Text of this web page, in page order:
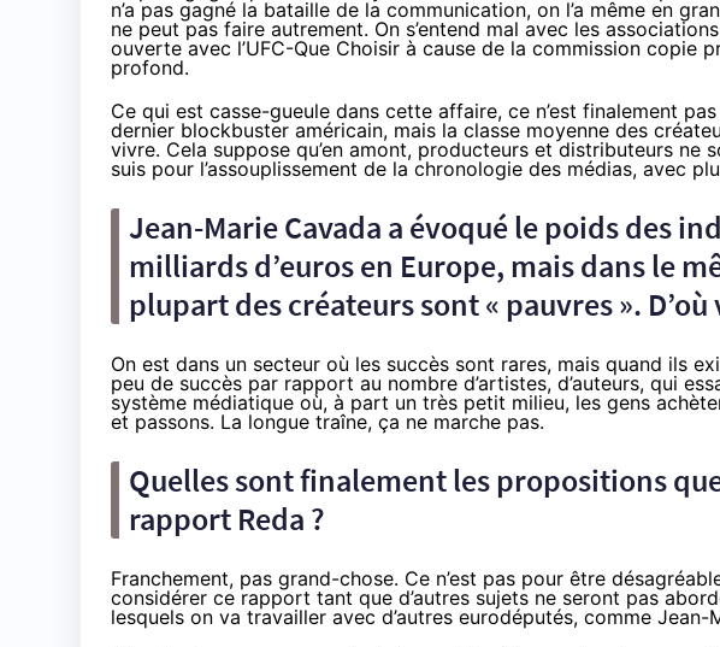
n’a pas gagné la bataille de la communication, on l’a même en
ne peut pas faire autrement. On s’entend mal avec les
ouverte avec l’UFC-Que Choisir à cause de la commission copie
profond.
Ce qui est casse-gueule dans cette affaire, ce n’est finalement
dernier blockbuster américain, mais la classe moyenne des
vivre. Cela suppose qu’en amont, producteurs et distributeurs ne
suis pour l’assouplissement de la chronologie des médias, avec
Jean-Marie Cavada a évoquéle poids des
milliards d’euros en Europe, mais dans le
plupart des créateurs sont « pauvres ».
On est dans un secteur où les succès sont rares, mais quand ils
peu de succès par rapport au nombre d’artistes, d’auteurs, qui
système médiatique où, à part un très petit milieu, les gens
et passons. La longue traîne, ça ne marche pas.
Quelles sont finalementles propositions
rapport Reda ?
Franchement, pas grand-chose. Ce n’est pas pour être
considérer ce rapport tant que d’autres sujets ne seront pas
lesquels on va travailler avec d’autres eurodéputés, comme